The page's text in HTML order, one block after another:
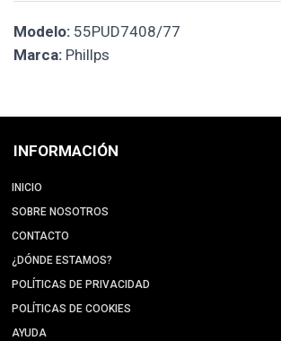
Modelo: 55PUD7408/77
Marca: Phillps
INFORMACIÓN
INICIO
SOBRE NOSOTROS
CONTACTO
¿DÓNDE ESTAMOS?
POLÍTICAS DE PRIVACIDAD
POLÍTICAS DE COOKIES
AYUDA